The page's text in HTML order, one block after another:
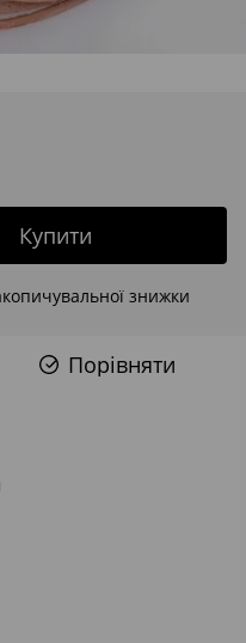
Купити
знижки
Порівняти